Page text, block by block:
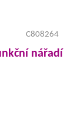
C808264
nářadí